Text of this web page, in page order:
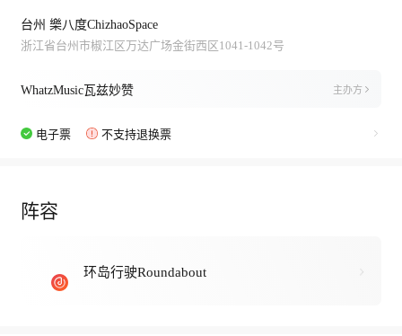
台州 樂八度ChizhaoSpace
浙江省台州市椒江区万达广场金街西区1041-1042号
WhatzMusic瓦兹妙赞 主办方
电子票 不支持退换票
阵容
环岛行驶Roundabout